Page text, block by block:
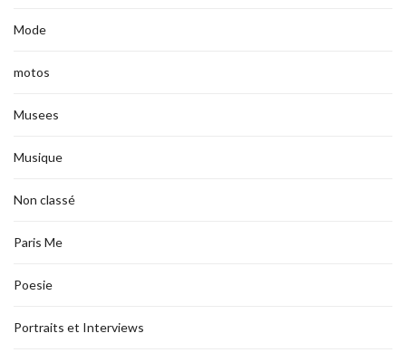
Mode
motos
Musees
Musique
Non classé
Paris Me
Poesie
Portraits et Interviews